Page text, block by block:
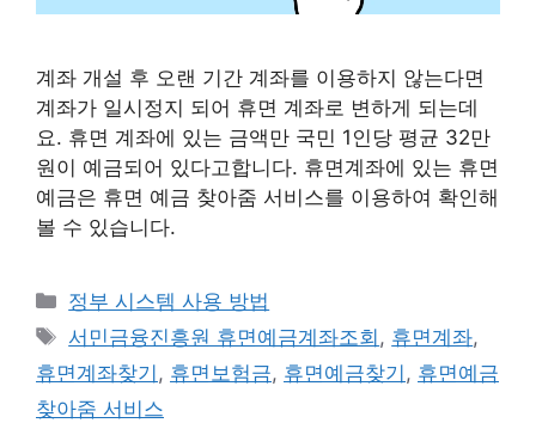
계좌 개설 후 오랜 기간 계좌를 이용하지 않는다면
계좌가 일시정지 되어 휴면 계좌로 변하게 되는데
요. 휴면 계좌에 있는 금액만 국민 1인당 평균 32만
원이 예금되어 있다고합니다. 휴면계좌에 있는 휴면
예금은 휴면 예금 찾아줌 서비스를 이용하여 확인해
볼 수 있습니다.
카
테
리
정부 시스템 사용 방법
태
그
서민금융진흥원 휴면예금계좌조회 , 휴면계좌,
휴면계좌찾기 , 휴면보험금, 휴면예금찾기 , 휴면예금
찾아줌 서비스